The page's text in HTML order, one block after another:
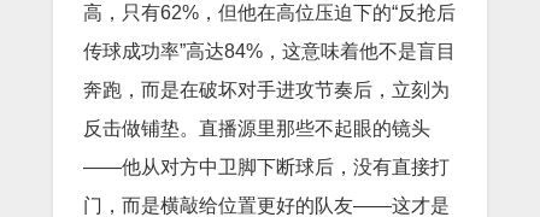
高，只有62%，但他在高位压迫下的“反抢后
传球成功率”高达84%，这意味着他不是盲目
奔跑，而是在破坏对手进攻节奏后，立刻为
反击做铺垫。直播源里那些不起眼的镜头
——他从对方中卫脚下断球后，没有直接打
门，而是横敲给位置更好的队友——这才是